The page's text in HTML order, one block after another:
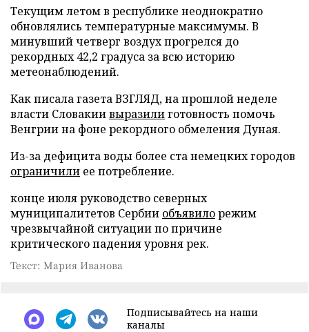
Текущим летом в республике неоднократно
обновлялись температурные максимумы. В
минувший четверг воздух прогрелся до
рекордных 42,2 градуса за всю историю
метеонаблюдений.
Как писала газета ВЗГЛЯД, на прошлой неделе
власти Словакиивыразилиготовность помочь
Венгрии на фоне рекордного обмеления Дуная.
Из-за дефицита воды более ста немецких городов
ограничили ее потребление.
конце июля руководство северных
муниципалитетов Сербии объявилорежим
чрезвычайной ситуации по причине
критического падения уровня рек.
Текст: Мария Иванова
Подписывайтесь на наши
каналы